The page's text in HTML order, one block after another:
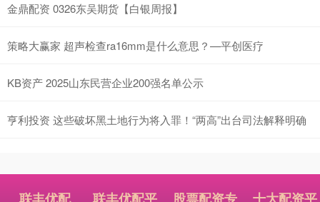
金鼎配资 0326东吴期货【白银周报】
策略大赢家 超声检查ra16mm是什么意思？—平创医疗
KB资产 2025山东民营企业200强名单公示
亨利投资 这些破坏黑土地行为将入罪！“两高”出台司法解释明确